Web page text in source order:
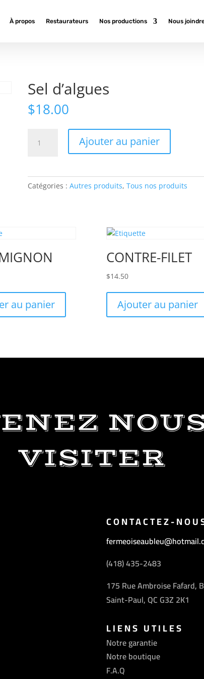
À propos Restaurateurs Nos productions Nous
Sel d’algues
$18.00
Ajouter au panier
Catégories :Autres produits,Tous nos produits
au panier
CONTRE-FILET
$14.50
Ajouter au panier
VISITER
CONTACTEZ-
(418) 435-2483
175 Rue Ambroise Fafard,
Saint-Paul, QC G3Z 2K1
LIENS UTILES
Notre garantie
Notre boutique
F.A.Q